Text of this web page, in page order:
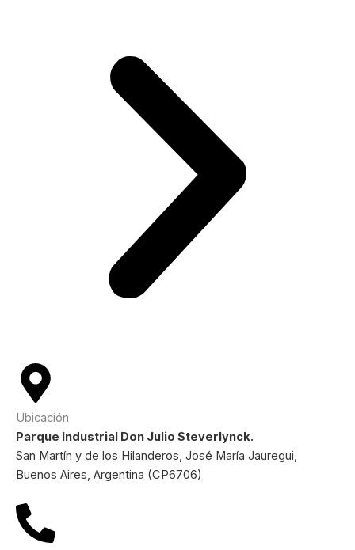
Ubicación
Parque Industrial Don Julio Steverlynck.
San Martín y de los Hilanderos, José María Jauregui,
Buenos Aires, Argentina (CP6706)